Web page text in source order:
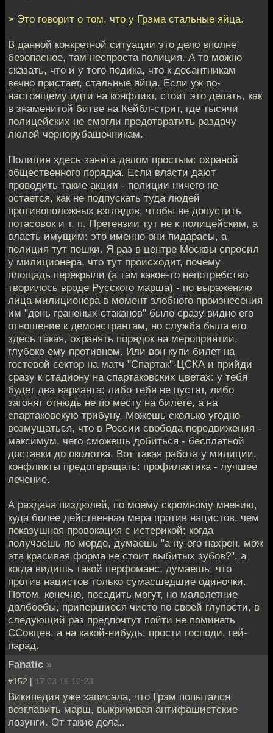
> Это говорит о том, что у Грэма стальные яйца.
В данной конкретной ситуации это дело вполне
безопасное, там неспроста полиция. А то можно
сказать, что и у того педика, что к десантникам
вечно пристает, стальные яйца. Если уж по-
настоящему идти на конфликт, стоит это делать, как
в знаменитой битве на Кейбл-стрит, где тысячи
полицейских не смогли предотвратить раздачу
люлей чернорубашечникам.
Полиция здесь занята делом простым: охраной
общественного порядка. Если власти дают
проводить такие акции - полиции ничего не
остается, как не подпускать туда людей
противоположных взглядов, чтобы не допустить
потасовок и т. п. Претензии тут не к полицейским, а
власть имущим: это именно они пидарасы, а
полиция тут пешки. Я раз в центре Москвы спросил
у милиционера, что тут происходит, почему
площадь перекрыли (а там какое-то непотребство
творилось вроде Русского марша) - по выражению
лица милиционера в момент злобного произнесения
им "день граненых стаканов" было сразу видно его
отношение к демонстрантам, но служба была его
здесь такая, охранять порядок на мероприятии,
глубоко ему противном. Или вон купи билет на
гостевой сектор на матч "Спартак"-ЦСКА и прийди
сразу к стадиону на спартаковских цветах: у тебя
будет два варианта: либо тебя не пустят, либо
загонят отнюдь не по месту на билете, а на
спартаковскую трибуну. Можешь сколько угодно
возмущаться, что в России свобода передвижения -
максимум, чего сможешь добиться - бесплатной
доставки до околотка. Вот такая работа у милиции,
конфликты предотвращать: профилактика - лучшее
лечение.
А раздача пиздюлей, по моему скромному мнению,
куда более действенная мера против нацистов, чем
показушная провокация с истерикой: когда
получаешь по морде, думаешь "а ну его нахрен, мож
эта красивая форма не стоит выбитых зубов?", а
когда видишь такой перфоманс, думаешь, что
против нацистов только сумасшедшие одиночки.
Потом, конечно, посадить могут, но малолетние
долбоебы, припершиеся чисто по своей глупости, в
следующий раз предпочтут пойти не поминать
ССовцев, а на какой-нибудь, прости господи, гей-
парад.
Fanatic »
#152 | 17.03.16 10:23
Википедия уже записала, что Грэм попытался
возглавить марш, выкрикивая антифашистские
лозунги. От такие дела..